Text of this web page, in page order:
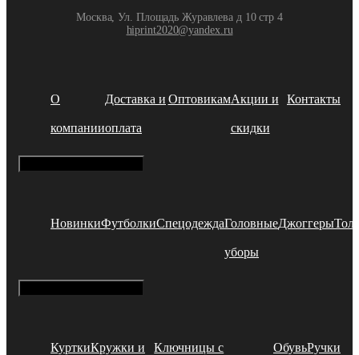
Москва, Ул. Площадь Журавлева д 10 стр 4
hiprint2020@yandex.ru
О
компании
Доставка и
оплата
ОптовикамАкции и
скидки
Контакты
НовинкиФутболкиСпецодеждаГоловные
уборы
Джоггеры
КурткиКружки и Ключницы с ОбувьРучки